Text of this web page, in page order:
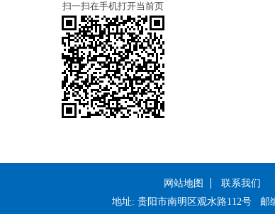
扫一扫在手机打开当前页
网站地图
联系我们
地址: 贵阳市南明区观水路112号
邮